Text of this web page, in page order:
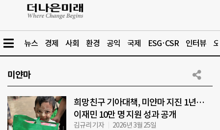
뉴스 경제 사회 환경 공익 국제 ESG·CSR 인터뷰
미얀마
희망친구 기아대책, 미얀마 지진 1년…
이재민 10만 명 지원 성과 공개
김규리 기자 2026년 3월 25일